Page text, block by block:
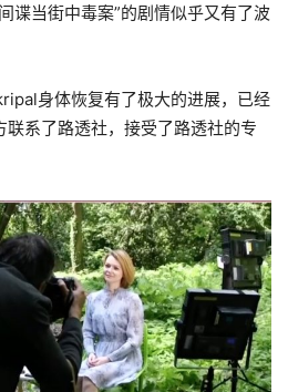
谍当街中毒案”的剧情似乎又有了波
身体恢复有了极大的进展，已经
系了路透社，接受了路透社的专